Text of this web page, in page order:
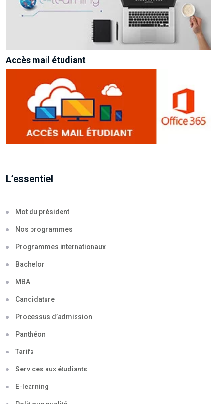
Accès mail étudiant
L’essentiel
Mot du président
Nos programmes
Programmes internationaux
Bachelor
MBA
Candidature
Processus d’admission
Panthéon
Tarifs
Services aux étudiants
E-learning